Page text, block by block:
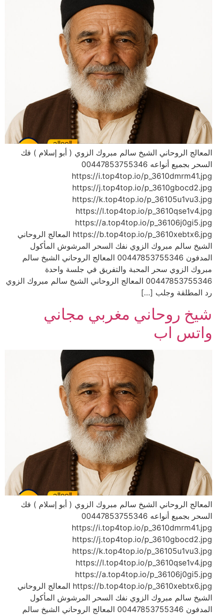
المعالج الروحاني الشيخ سالم مبروك الزوي ( أبو إسلام ) فك
السحر بجميع أنواعه 00447853755346
https://i.top4top.io/p_3610dmrm41.jpg
https://j.top4top.io/p_3610gbocd2.jpg
https://k.top4top.io/p_36105u1vu3.jpg
https://l.top4top.io/p_3610qse1v4.jpg
https://a.top4top.io/p_36106j0gi5.jpg
https://b.top4top.io/p_3610xebtx6.jpg المعالج الروحاني
الشيخ سالم مبروك الزوي نفك السحر المرشوش المأكول
المدفون 00447853755346 المعالج الروحاني الشيخ سالم
مبروك الزوي سحر المحبة والتفريق في جلسة واحدة
00447853755346 المعالج الروحاني الشيخ سالم مبروك الزوي
رد المطلقة وجلب […]
شيخ روحاني مغربي مجاني
واتس اب
المعالج الروحاني الشيخ سالم مبروك الزوي ( أبو إسلام ) فك
السحر بجميع أنواعه 00447853755346
https://i.top4top.io/p_3610dmrm41.jpg
https://j.top4top.io/p_3610gbocd2.jpg
https://k.top4top.io/p_36105u1vu3.jpg
https://l.top4top.io/p_3610qse1v4.jpg
https://a.top4top.io/p_36106j0gi5.jpg
https://b.top4top.io/p_3610xebtx6.jpg المعالج الروحاني
الشيخ سالم مبروك الزوي نفك السحر المرشوش المأكول
المدفون 00447853755346 المعالج الروحاني الشيخ سالم